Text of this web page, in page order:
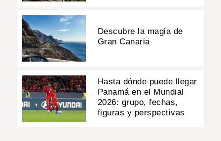
Descubre la magia de
Gran Canaria
Hasta dónde puede llegar
Panamá en el Mundial
2026: grupo, fechas,
figuras y perspectivas